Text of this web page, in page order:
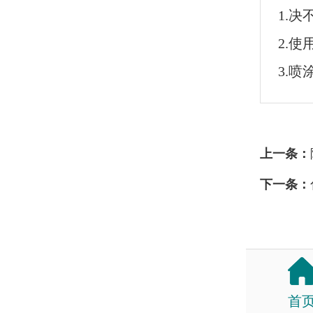
1.决
2.使
3.喷
上一条：
下一条：
首